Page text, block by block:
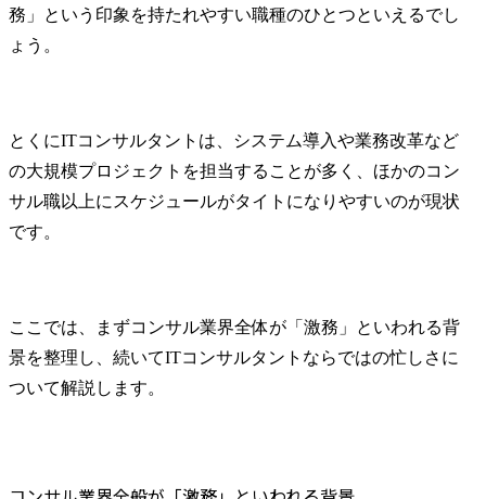
・ビジネス推進に向けた
援、ビジネス拡大に向け
た戦略の策定・実行・検
証等)
・知的財産活動の強化・
画・立案・実施等)
・国内外の知財業務対応
(特許及び商標の調査・出
願・活用に関する業務等)
関する各種プロジェクト
目標を達成
顧客ニーズ
等から生成
開発を実施
策定・実行
AI適用を推
成AIの利用
戦略作成・
務」という印象を持たれやすい職種のひとつといえるでし
ょう。
とくにITコンサルタントは、システム導入や業務改革など
の大規模プロジェクトを担当することが多く、ほかのコン
サル職以上にスケジュールがタイトになりやすいのが現状
です。
ここでは、まずコンサル業界全体が「激務」といわれる背
景を整理し、続いてITコンサルタントならではの忙しさに
ついて解説します。